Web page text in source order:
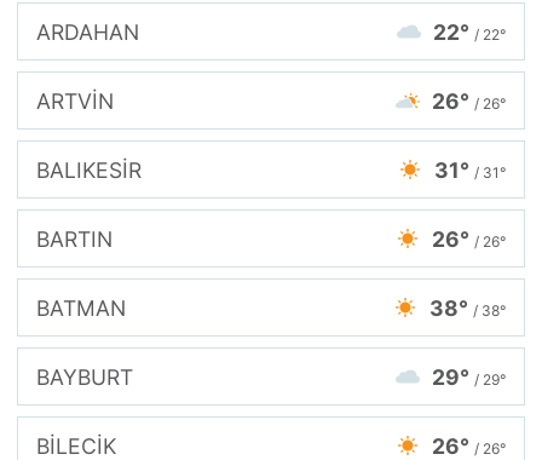
ARDAHAN 22° / 22°
ARTVİN 26° / 26°
BALIKESİR 31° / 31°
BARTIN 26° / 26°
BATMAN 38° / 38°
BAYBURT 29° / 29°
BİLECİK 26° / 26°